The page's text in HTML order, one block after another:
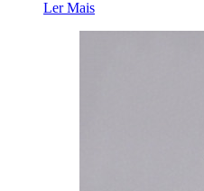
Ler Mais